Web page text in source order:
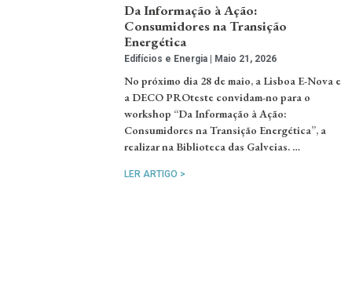
Da Informação à Ação:
Consumidores na Transição
Energética
Edifícios e Energia Maio 21, 2026
No próximo dia 28 de maio, a Lisboa E-Nova e
a DECO PROteste convidam-no para o
workshop “Da Informação à Ação:
Consumidores na Transição Energética”, a
realizar na Biblioteca das Galveias. …
LER ARTIGO >